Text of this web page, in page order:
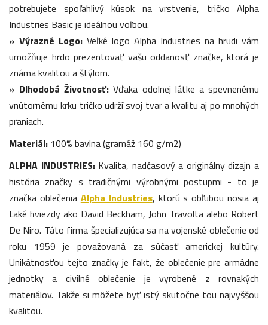
potrebujete spoľahlivý kúsok na vrstvenie, tričko Alpha
Industries Basic je ideálnou voľbou.
» Výrazné Logo: Veľké logo Alpha Industries na hrudi vám
umožňuje hrdo prezentovať vašu oddanosť značke, ktorá je
známa kvalitou a štýlom.
» Dlhodobá Životnosť:Vďaka odolnej látke a spevnenému
vnútornému krku tričko udrží svoj tvar a kvalitu aj po mnohých
praniach.
Materiál: 100% bavlna (gramáž 160 g/m2)
ALPHA INDUSTRIES: Kvalita, nadčasový a originálny dizajn a
história značky s tradičnými výrobnými postupmi - to je
značka oblečenia Alpha Industries, ktorú s obľubou nosia aj
také hviezdy ako David Beckham, John Travolta alebo Robert
De Niro. Táto firma špecializujúca sa na vojenské oblečenie od
roku 1959 je považovaná za súčasť americkej kultúry.
Unikátnosťou tejto značky je fakt, že oblečenie pre armádne
jednotky a civilné oblečenie je vyrobené z rovnakých
materiálov. Takže si môžete byť istý skutočne tou najvyššou
kvalitou.